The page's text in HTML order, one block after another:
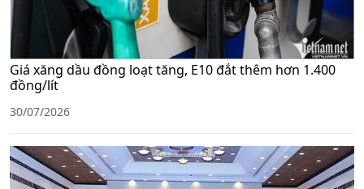
Giá xăng dầu đồng loạt tăng, E10 đắt thêm hơn 1.400
đồng/lít
30/07/2026